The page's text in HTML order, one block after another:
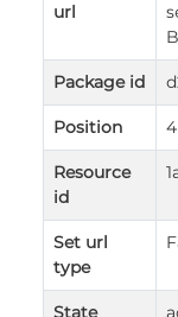
url
Package id
Position 4
Resource
id
Set url
type
State